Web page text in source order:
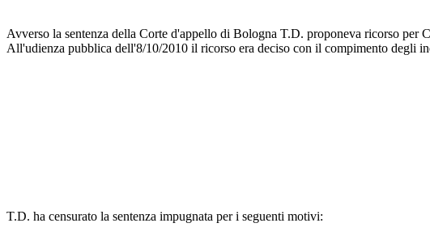
Avverso la sentenza della Corte d'appello di Bologna T.D. proponeva ricorso per
All'udienza pubblica dell'8/10/2010 il ricorso era deciso con il compimento degli
T.D. ha censurato la sentenza impugnata per i seguenti motivi: